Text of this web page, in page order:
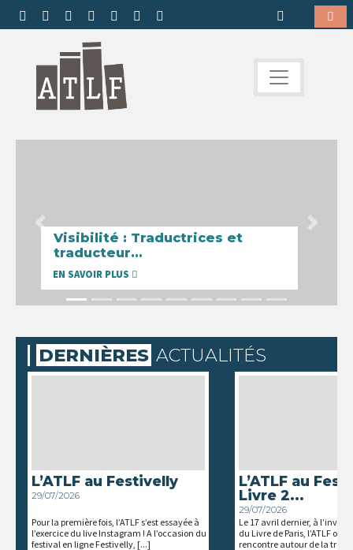
Visibilité : Traductrices et
traducteur...
EN SAVOIR PLUS
Previous Next
DERNIÈRES ACTUALITÉS
L’ATLF au Festivelly
29/07/2026
Pour la première fois, l’ATLF s’est essayée à
l’exercice du live Instagram ! A l’occasion du
festival en ligne Festivelly, [...]
L’ATLF au
Livre 2...
29/07/2026
Le 17 avril dernier, à
du Livre de Paris, l’ATLF
rencontre autour de la